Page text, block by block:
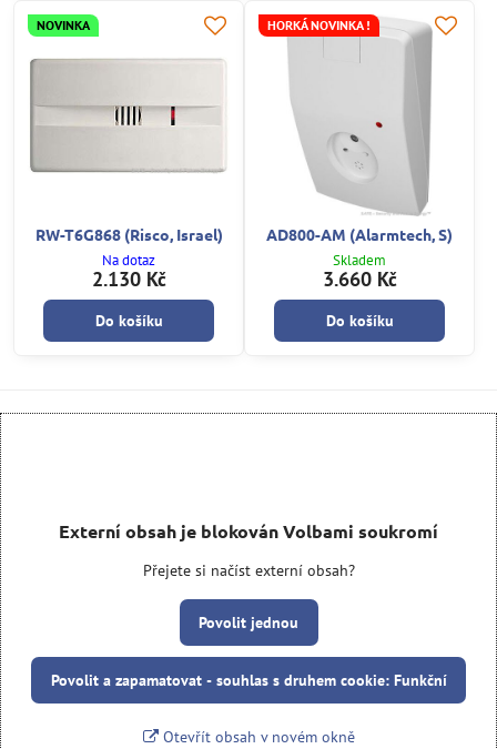
NOVINKA
RW-T6G868 (Risco, Israel)
Na dotaz
2.130 Kč
Do košíku
HORKÁ NOVINKA !
AD800-AM (Alarmtech, S)
Skladem
3.660 Kč
Do košíku
Externí obsah je blokován Volbami soukromí
Přejete si načíst externí obsah?
Povolit jednou
Povolit a zapamatovat - souhlas s druhem cookie: Funkční
Otevřít obsah v novém okně